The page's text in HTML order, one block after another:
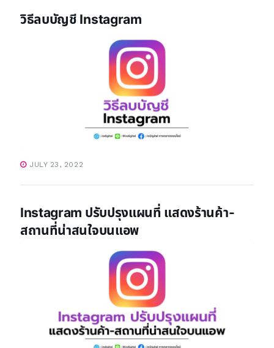
วิธีลบบัญชี Instagram
JULY 23, 2022
Instagram ปรับปรุงแผนที่ แสดงร้านค้า-
สถานที่น่าสนใจบนแอพ